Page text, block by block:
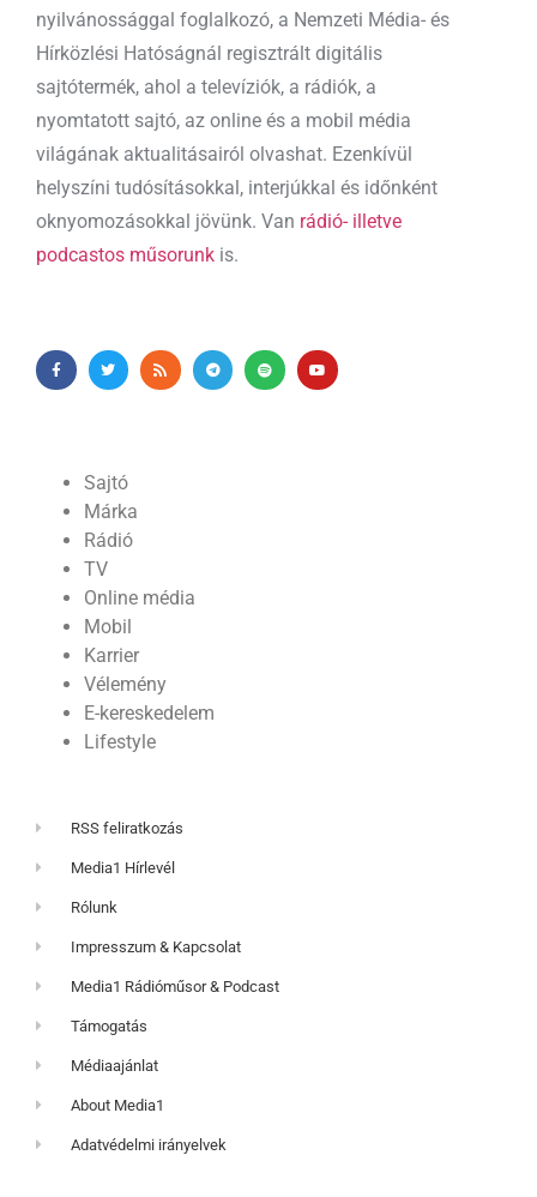
nyilvánossággal foglalkozó, a Nemzeti Média- és
Hírközlési Hatóságnál regisztrált digitális
sajtótermék, ahol a televíziók, a rádiók, a
nyomtatott sajtó, az online és a mobil média
világának aktualitásairól olvashat. Ezenkívül
helyszíni tudósításokkal, interjúkkal és időnként
oknyomozásokkal jövünk. Van rádió- illetve
podcastos műsorunk is.
Sajtó
Márka
Rádió
TV
Online média
Mobil
Karrier
Vélemény
E-kereskedelem
Lifestyle
RSS feliratkozás
Media1 Hírlevél
Rólunk
Impresszum & Kapcsolat
Media1 Rádióműsor & Podcast
Támogatás
Médiaajánlat
About Media1
Adatvédelmi irányelvek